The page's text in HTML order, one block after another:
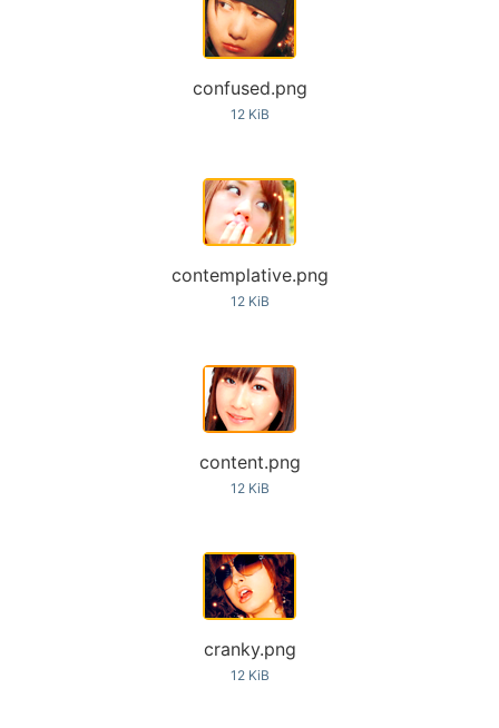
confused.png
12 KiB
contemplative.png
12 KiB
content.png
12 KiB
cranky.png
12 KiB